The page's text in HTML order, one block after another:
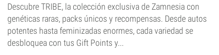
Descubre TRIBE, la colección exclusiva de Zamnesia con
genéticas raras, packs únicos y recompensas. Desde autos
potentes hasta feminizadas enormes, cada variedad se
desbloquea con tus Gift Points y...